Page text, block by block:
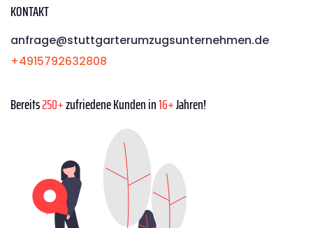
KONTAKT
anfrage@stuttgarterumzugsunternehmen.de
+4915792632808
Bereits250+zufriedene Kunden in16+Jahren!